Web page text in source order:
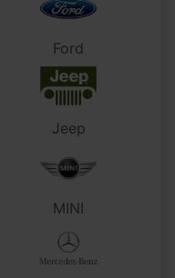
Ford
Jeep
MINI